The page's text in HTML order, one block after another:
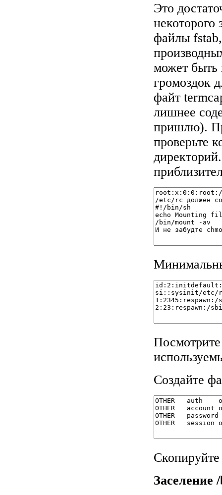
Это
некоторого
файлы
может быть
громоздок
файт
лишнее
пришлю).
проверьте
Создайте
Заселение